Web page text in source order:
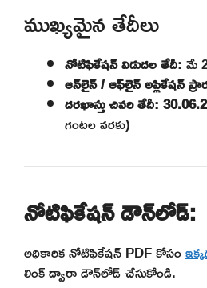
ముఖ్యమైన తేదీలు
నోటిఫికేషన్ విడుదల తేదీ:మే
ఆన్‌లైన్ / ఆఫ్‌లైన్ అప్లికేషన్
దరఖాస్తు చివరి తేదీ:
గంటల వరకు)
నోటిఫికేషన్ డౌన్‌లోడ్:
అధికారిక నోటిఫికేషన్ PDF కోసం
లింక్ ద్వారా డౌన్‌లోడ్ చేసుకోండి.